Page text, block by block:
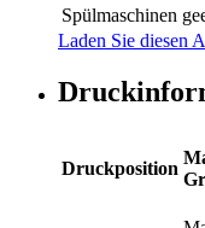
Spülmaschinen
Laden Sie diesen
Druckposition